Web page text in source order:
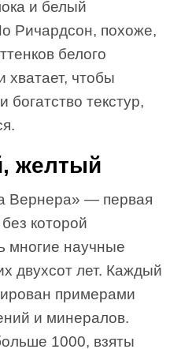
и белый
Ричардсон, похоже,
белого
хватает, чтобы
богатство текстур,
желтый
Вернера» — первая
которой
многие научные
двухсот лет. Каждый
примерами
и минералов.
1000, взяты